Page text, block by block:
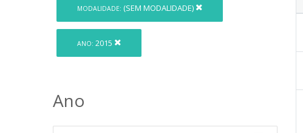
MODALIDADE: (SEM MODALIDADE)
ANO: 2015
Ano